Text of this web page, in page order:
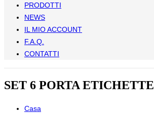
PRODOTTI
NEWS
IL MIO ACCOUNT
F.A.Q.
CONTATTI
SET 6 PORTA ETICHETTE
Casa